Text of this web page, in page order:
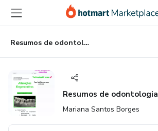
para
conteúdo
principal
para
pagamento
para
rodapé
Resumos de odontologia
Resumos de odontologia
Mariana Santos Borges